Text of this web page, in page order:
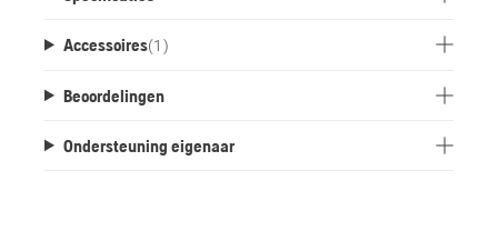
Accessoires(1 )
Beoordelingen
Ondersteuning eigenaar